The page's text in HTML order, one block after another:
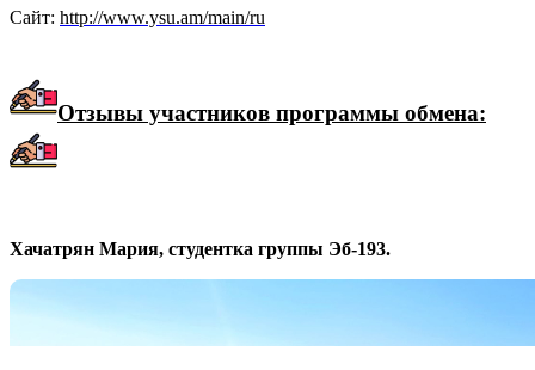
Сайт: http://www.ysu.am/main/ru
Отзывы участников программы обмена:
Хачатрян Мария, студентка группы Эб-193.